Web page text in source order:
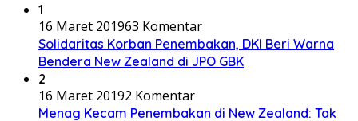
1
16 Maret 201963 Komentar
Solidaritas Korban Penembakan, DKI Beri Warna
Bendera New Zealand di JPO GBK
2
16 Maret 20192 Komentar
Menag Kecam Penembakan di New Zealand: Tak